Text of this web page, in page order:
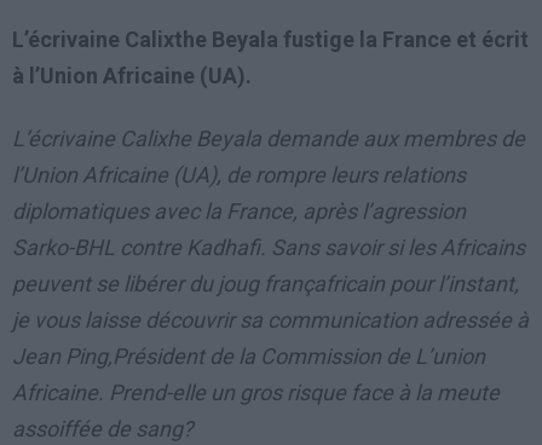
L’écrivaine Calixthe Beyala fustige la France et écrit
à l’Union Africaine (UA).
L’écrivaine Calixhe Beyala demande aux membres de
l’Union Africaine (UA), de rompre leurs relations
diplomatiques avec la France, après l’agression
Sarko-BHL contre Kadhafi. Sans savoir si les Africains
peuvent se libérer du joug françafricain pour l’instant,
je vous laisse découvrir sa communication adressée à
Jean Ping,Président de la Commission de L’union
Africaine. Prend-elle un gros risque face à la meute
assoiffée de sang?